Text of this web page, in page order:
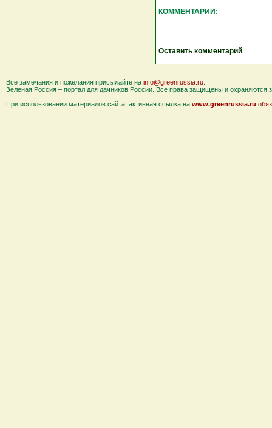
КОММЕНТАРИИ:
Оставить комментарий
Все замечания и пожелания присылайте на info@greenrussia.ru
Зеленая Россия – портал для дачников России. Все права защищены и охраняются
При использовании материалов сайта, активная ссылка на www.greenrussia.ru